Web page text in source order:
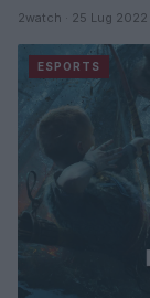
2watch · 25 Lug 2022
ESPORTS